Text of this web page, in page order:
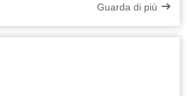
Guarda di più